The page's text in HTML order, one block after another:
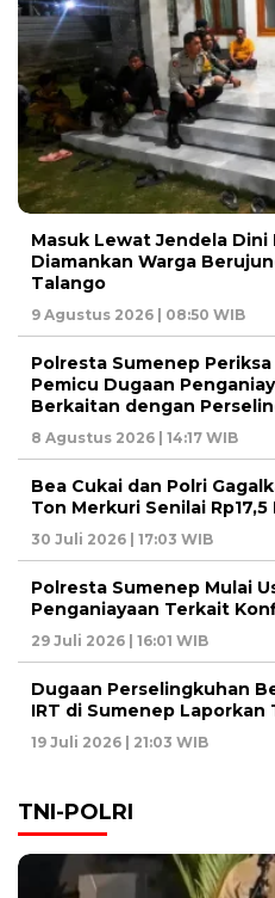
Masuk Lewat Jendela Dini
Diamankan Warga
Talango
9 Agustus 2026 | 08:50 WIB
Polresta Sumenep
Pemicu Dugaan
Berkaitan dengan
8 Agustus 2026 | 14:17 WIB
Bea Cukai dan Polri
Ton Merkuri Senilai
30 Juli 2026 | 17:03 WIB
Polresta Sumenep Mulai
Penganiayaan Terkait
29 Juli 2026 | 16:01 WIB
Dugaan Perselingkuhan
IRT di Sumenep
19 Juli 2026 | 21:03 WIB
TNI-POLRI